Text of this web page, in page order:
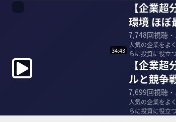
【企業
環境 ほぼ
7,748回視聴・
人気の企業をよ
らに投資に役立つ
寛之 ニトリ...
34:43
【企業
ルと競争
7,699回視聴・
人気の企業をよ
らに投資に役立